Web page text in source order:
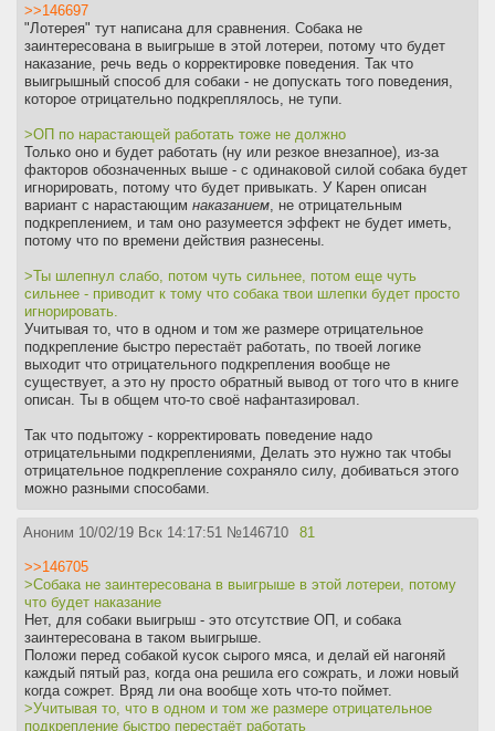
>>146697
"Лотерея" тут написана для сравнения. Собака не
заинтересована в выигрыше в этой лотереи, потому что будет
наказание, речь ведь о корректировке поведения. Так что
выигрышный способ для собаки - не допускать того поведения,
которое отрицательно подкреплялось, не тупи.
>ОП по нарастающей работать тоже не должно
Только оно и будет работать (ну или резкое внезапное), из-за
факторов обозначенных выше - с одинаковой силой собака будет
игнорировать, потому что будет привыкать. У Карен описан
вариант с нарастающим наказанием , не отрицательным
подкреплением, и там оно разумеется эффект не будет иметь,
потому что по времени действия разнесены.
>Ты шлепнул слабо, потом чуть сильнее, потом еще чуть
сильнее - приводит к тому что собака твои шлепки будет просто
игнорировать.
Учитывая то, что в одном и том же размере отрицательное
подкрепление быстро перестаёт работать, по твоей логике
выходит что отрицательного подкрепления вообще не
существует, а это ну просто обратный вывод от того что в книге
описан. Ты в общем что-то своё нафантазировал.
Так что подытожу - корректировать поведение надо
отрицательными подкреплениями, Делать это нужно так чтобы
отрицательное подкрепление сохраняло силу, добиваться этого
можно разными способами.
Аноним 10/02/19 Вск 14:17:51 №146710 81
>>146705
>Собака не заинтересована в выигрыше в этой лотереи, потому
что будет наказание
Нет, для собаки выигрыш - это отсутствие ОП, и собака
заинтересована в таком выигрыше.
Положи перед собакой кусок сырого мяса, и делай ей нагоняй
каждый пятый раз, когда она решила его сожрать, и ложи новый
когда сожрет. Вряд ли она вообще хоть что-то поймет.
>Учитывая то, что в одном и том же размере отрицательное
подкрепление быстро перестаёт работать